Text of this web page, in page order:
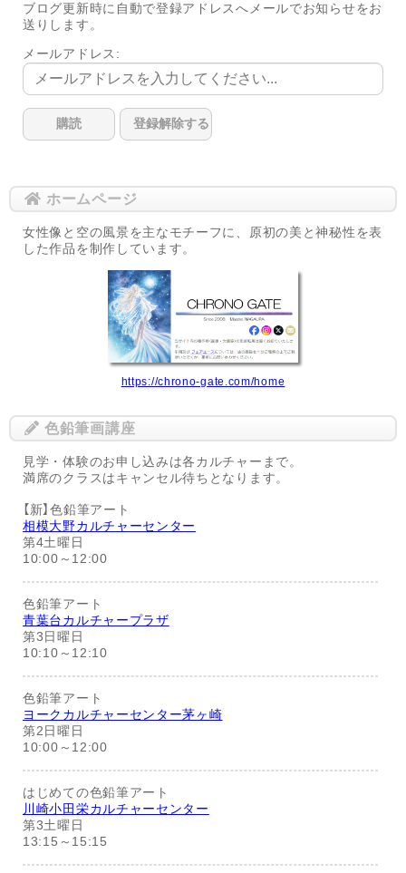
ブログ更新時に自動で登録アドレスへメールでお知らせをお
送りします。
メールアドレス:
ホームページ
女性像と空の風景を主なモチーフに、原初の美と神秘性を表
した作品を制作しています。
https://chrono-gate.com/home
色鉛筆画講座
見学・体験のお申し込みは各カルチャーまで。
満席のクラスはキャンセル待ちとなります。
【新】色鉛筆アート
相模大野カルチャーセンター
第4土曜日
10:00～12:00
色鉛筆アート
青葉台カルチャープラザ
第3日曜日
10:10～12:10
色鉛筆アート
ヨークカルチャーセンター茅ヶ崎
第2日曜日
10:00～12:00
はじめての色鉛筆アート
川崎小田栄カルチャーセンター
第3土曜日
13:15～15:15